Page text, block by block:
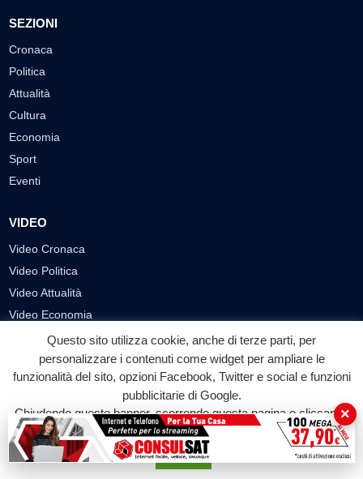
SEZIONI
Cronaca
Politica
Attualità
Cultura
Economia
Sport
Eventi
VIDEO
Video Cronaca
Video Politica
Video Attualità
Video Economia
Video Cultura
Video Sport
Video Tecnologie
Video
PUBBLICITÀ
Questo sito utilizza cookie, anche di terze parti, per
personalizzare i contenuti come widget per ampliare le
funzionalità del sito, opzioni Facebook, Twitter e social e funzioni
pubblicitarie di Google.
Chiudendo questo banner, scorrendo questa pagina o cliccando
su qualunque suo elemento acconsenti all'uso dei cookie.
Accetta
×